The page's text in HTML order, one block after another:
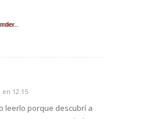
en 12:15
leerlo porque descubrí a